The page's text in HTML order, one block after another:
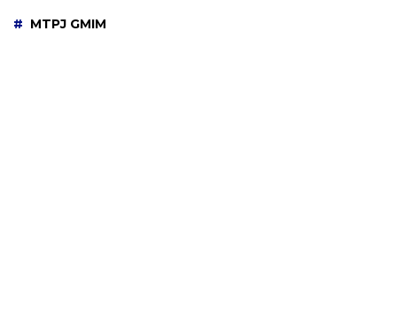
MTPJ GMIM